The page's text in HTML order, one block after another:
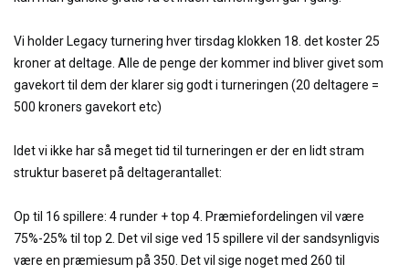
Vi holder Legacy turnering hver tirsdag klokken 18. det koster 25
kroner at deltage. Alle de penge der kommer ind bliver givet som
gavekort til dem der klarer sig godt i turneringen (20 deltagere =
500 kroners gavekort etc)
Idet vi ikke har så meget tid til turneringen er der en lidt stram
struktur baseret på deltagerantallet:
Op til 16 spillere: 4 runder + top 4. Præmiefordelingen vil være
75%-25% til top 2. Det vil sige ved 15 spillere vil der sandsynligvis
være en præmiesum på 350. Det vil sige noget med 260 til